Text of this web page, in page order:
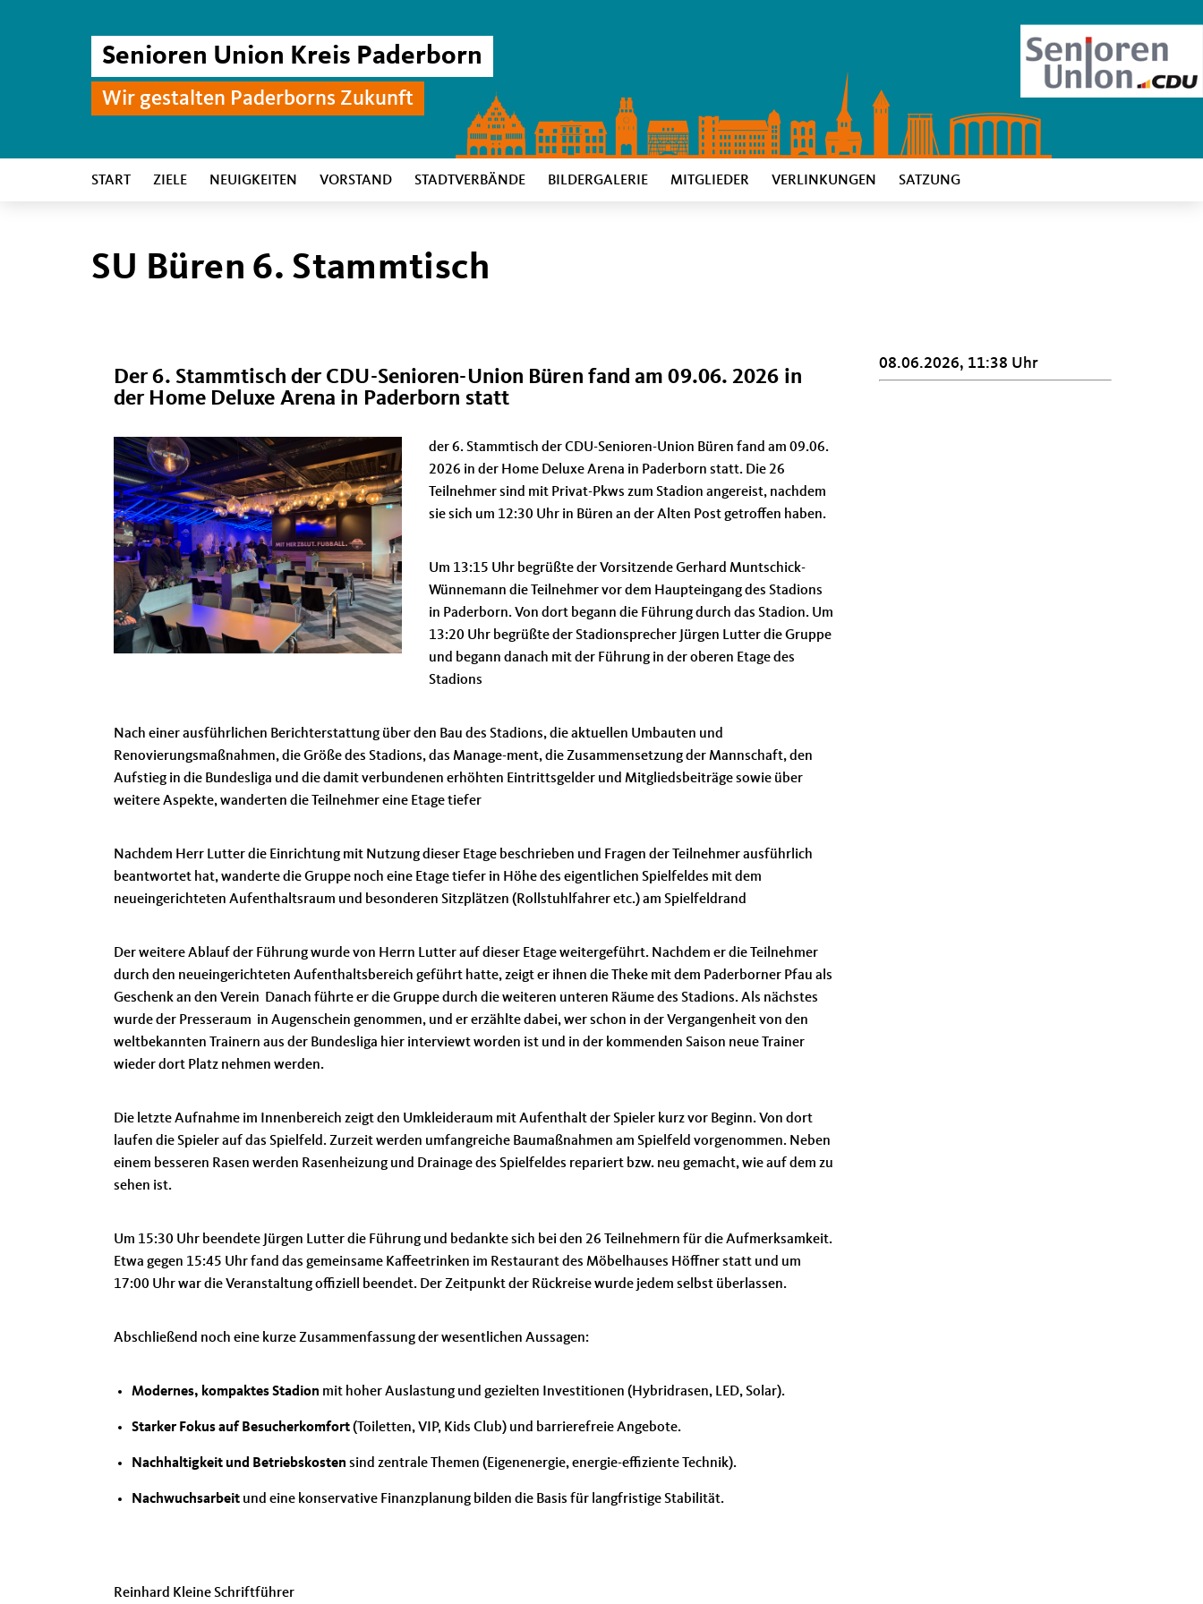
Senioren Union Kreis Paderborn
Wir gestalten Paderborns Zukunft
START ZIELE NEUIGKEITEN VORSTAND STADTVERBÄNDE BILDERGALERIE MITGLIEDER VERLINKUNGEN SATZUNG
SU Büren 6. Stammtisch
Der 6. Stammtisch der CDU-Senioren-Union Büren fand am 09.06. 2026 in
der Home Deluxe Arena in Paderborn statt
der 6. Stammtisch der CDU-Senioren-Union Büren fand am 09.06.
2026 in der Home Deluxe Arena in Paderborn statt. Die 26
Teilnehmer sind mit Privat-Pkws zum Stadion angereist, nachdem
sie sich um 12:30 Uhr in Büren an der Alten Post getroffen haben.
Um 13:15 Uhr begrüßte der Vorsitzende Gerhard Muntschick-
Wünnemann die Teilnehmer vor dem Haupteingang des Stadions
in Paderborn. Von dort begann die Führung durch das Stadion. Um
13:20 Uhr begrüßte der Stadionsprecher Jürgen Lutter die Gruppe
und begann danach mit der Führung in der oberen Etage des
Stadions
Nach einer ausführlichen Berichterstattung über den Bau des Stadions, die aktuellen Umbauten und
Renovierungsmaßnahmen, die Größe des Stadions, das Manage-ment, die Zusammensetzung der Mannschaft, den
Aufstieg in die Bundesliga und die damit verbundenen erhöhten Eintrittsgelder und Mitgliedsbeiträge sowie über
weitere Aspekte, wanderten die Teilnehmer eine Etage tiefer
Nachdem Herr Lutter die Einrichtung mit Nutzung dieser Etage beschrieben und Fragen der Teilnehmer ausführlich
beantwortet hat, wanderte die Gruppe noch eine Etage tiefer in Höhe des eigentlichen Spielfeldes mit dem
neueingerichteten Aufenthaltsraum und besonderen Sitzplätzen (Rollstuhlfahrer etc.) am Spielfeldrand
Der weitere Ablauf der Führung wurde von Herrn Lutter auf dieser Etage weitergeführt. Nachdem er die Teilnehmer
durch den neueingerichteten Aufenthaltsbereich geführt hatte, zeigt er ihnen die Theke mit dem Paderborner Pfau als
Geschenk an den Verein Danach führte er die Gruppe durch die weiteren unteren Räume des Stadions. Als nächstes
wurde der Presseraum in Augenschein genommen, und er erzählte dabei, wer schon in der Vergangenheit von den
weltbekannten Trainern aus der Bundesliga hier interviewt worden ist und in der kommenden Saison neue Trainer
wieder dort Platz nehmen werden.
Die letzte Aufnahme im Innenbereich zeigt den Umkleideraum mit Aufenthalt der Spieler kurz vor Beginn. Von dort
laufen die Spieler auf das Spielfeld. Zurzeit werden umfangreiche Baumaßnahmen am Spielfeld vorgenommen. Neben
einem besseren Rasen werden Rasenheizung und Drainage des Spielfeldes repariert bzw. neu gemacht, wie auf dem zu
sehen ist.
Um 15:30 Uhr beendete Jürgen Lutter die Führung und bedankte sich bei den 26 Teilnehmern für die Aufmerksamkeit.
Etwa gegen 15:45 Uhr fand das gemeinsame Kaffeetrinken im Restaurant des Möbelhauses Höffner statt und um
17:00 Uhr war die Veranstaltung offiziell beendet. Der Zeitpunkt der Rückreise wurde jedem selbst überlassen.
Abschließend noch eine kurze Zusammenfassung der wesentlichen Aussagen:
Modernes, kompaktes Stadion mit hoher Auslastung und gezielten Investitionen (Hybridrasen, LED, Solar).
Starker Fokus auf Besucherkomfort(Toiletten, VIP, Kids Club) und barrierefreie Angebote.
Nachhaltigkeit und Betriebskosten sind zentrale Themen (Eigenenergie, energie-effiziente Technik).
Nachwuchsarbeit und eine konservative Finanzplanung bilden die Basis für langfristige Stabilität.
Reinhard Kleine Schriftführer
08.06.2026, 11:38 Uhr